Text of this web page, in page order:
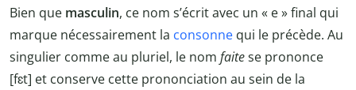
Bien que masculin, ce nom s’écrit avec un « e » final qui
marque nécessairement la consonne qui le précède. Au
singulier comme au pluriel, le nom faitese prononce
[fɛt] et conserve cette prononciation au sein de la